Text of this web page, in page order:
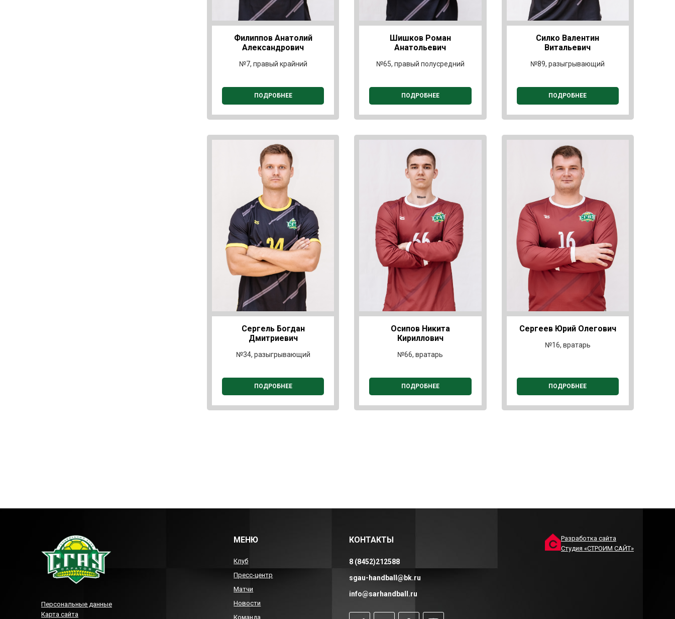
Филиппов Анатолий
Александрович
№7, правый крайний
ПОДРОБНЕЕ
Шишков Роман
Анатольевич
№65, правый полусредний
ПОДРОБНЕЕ
Силко Валентин
Витальевич
№89, разыгрывающий
ПОДРОБНЕЕ
Сергель Богдан
Дмитриевич
№34, разыгрывающий
ПОДРОБНЕЕ
Осипов Никита
Кириллович
№66, вратарь
ПОДРОБНЕЕ
Сергеев Юрий Олегович
№16, вратарь
ПОДРОБНЕЕ
Персональные данные
Карта сайта
МЕНЮ
Клуб
Пресс-центр
Матчи
Новости
Команда
КОНТАКТЫ
8 (8452)212588
sgau-handball@bk.ru
info@sarhandball.ru
Разработка сайта
Студия «СТРОИМ САЙТ»